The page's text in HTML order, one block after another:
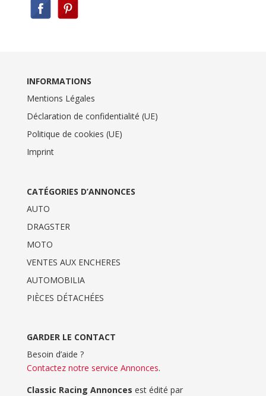
INFORMATIONS
Mentions Légales
Déclaration de confidentialité (UE)
Politique de cookies (UE)
Imprint
CATÉGORIES D’ANNONCES
AUTO
DRAGSTER
MOTO
VENTES AUX ENCHERES
AUTOMOBILIA
PIÈCES DÉTACHÉES
GARDER LE CONTACT
Besoin d’aide ?
Contactez notre service Annonces.
Classic Racing Annonces est édité par